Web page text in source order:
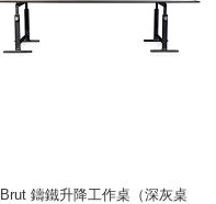
Brut 鑄鐵升降工作桌（深灰桌